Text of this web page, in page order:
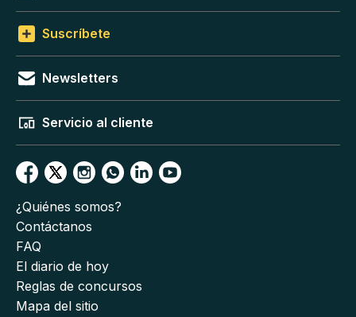
Suscríbete
Newsletters
Servicio al cliente
¿Quiénes somos?
Contáctanos
FAQ
El diario de hoy
Reglas de concursos
Mapa del sitio